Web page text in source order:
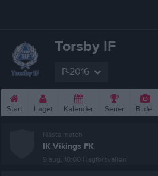
Torsby IF
P-2016
Start Laget Kalender Serier Bilder
Nästa match
IK Vikings FK
9 aug, 10:00 Hagforsvallen